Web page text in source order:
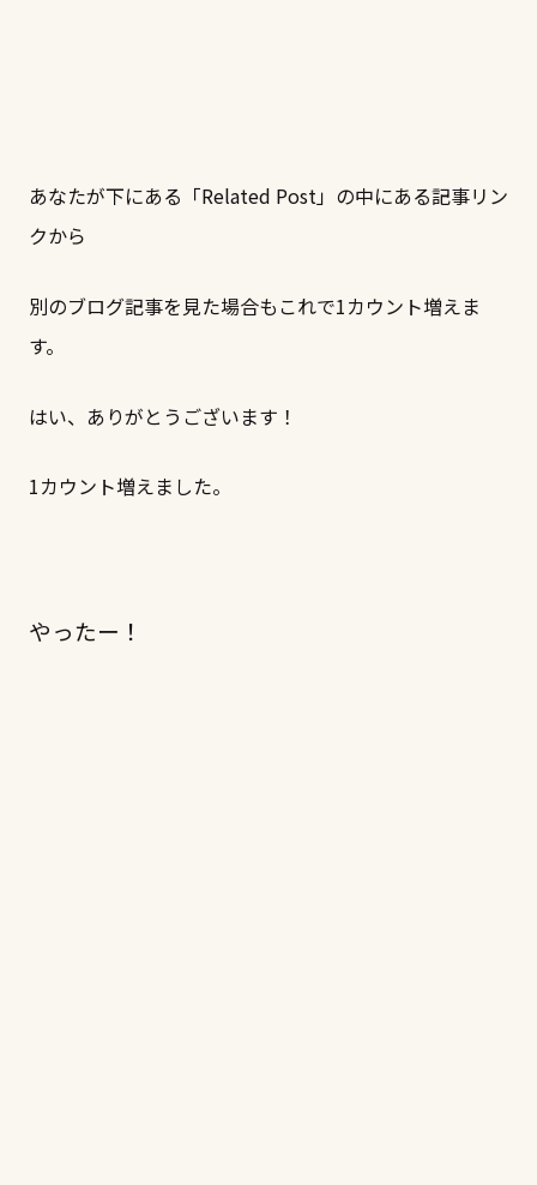
あなたが下にある「Related Post」の中にある記事リン
クから
別のブログ記事を見た場合もこれで1カウント増えま
す。
はい、ありがとうございます！
1カウント増えました。
やったー！